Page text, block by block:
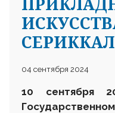
04 сентября 2024
10 сентября